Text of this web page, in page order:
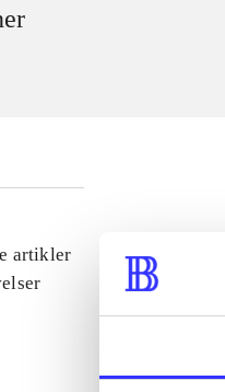
artikler